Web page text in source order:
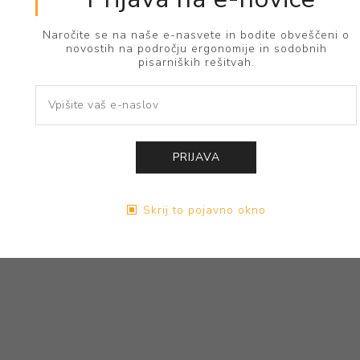
da so naši filtri manj gostoti. Filtri z manjšo
zamašitvi, da ohrani največji pretok zraka.
OPIS
Naročite se na naše e-nasvete in bodite obveščeni o
novostih na področju ergonomije in sodobnih
pisarniških rešitvah.
PRIJAVA
Skrij to pojavno okno